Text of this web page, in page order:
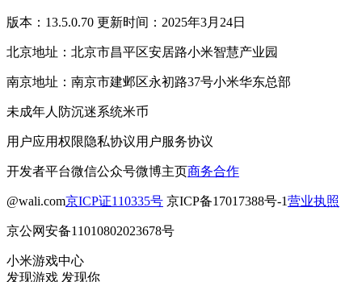
版本：13.5.0.70 更新时间：2025年3月24日
北京地址：北京市昌平区安居路小米智慧产业园
南京地址：南京市建邺区永初路37号小米华东总部
未成年人防沉迷系统米币
用户应用权限隐私协议用户服务协议
开发者平台微信公众号微博主页商务合作
@wali.com京ICP证110335号 京ICP备17017388号-1营业执照
京公网安备11010802023678号
小米游戏中心
发现游戏 发现你